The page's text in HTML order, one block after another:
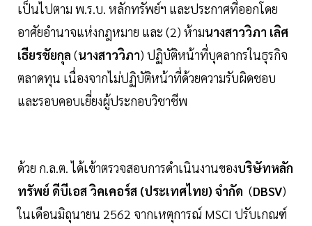
เป็นไปตาม พ.ร.บ. หลักทรัพย์ฯ และประกาศที่ออกโดย
อาศัยอำนาจแห่งกฎหมาย และ (2) ห้ามนางสาววิภา เลิศ
เธียรชัยกุล (นางสาววิภา) ปฏิบัติหน้าที่บุคลากรในธุรกิจ
ตลาดทุน เนื่องจากไม่ปฏิบัติหน้าที่ด้วยความรับผิดชอบ
และรอบคอบเยี่ยงผู้ประกอบวิชาชีพ
ด้วย ก.ล.ต. ได้เข้าตรวจสอบการดำเนินงานของบริษัทหลัก
ทรัพย์ ดีบีเอส วิคเคอร์ส (ประเทศไทย) จำกัด (DBSV)
ในเดือนมิถุนายน 2562 จากเหตุการณ์ MSCI ปรับเกณฑ์